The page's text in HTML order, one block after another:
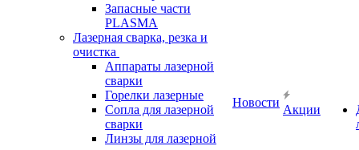
Запасные части
PLASMA
Лазерная сварка, резка и
очистка
Аппараты лазерной
сварки
Горелки лазерные
Сопла для лазерной
сварки
Линзы для лазерной
Новости
Акции